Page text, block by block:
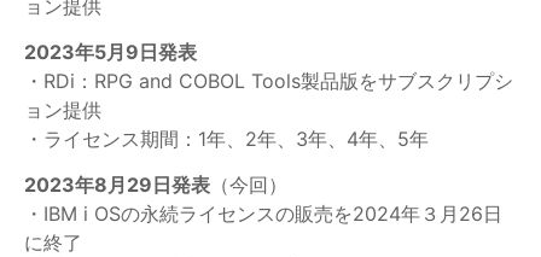
ョン提供
2023年5月9日発表
・RDi：RPG and COBOL Tools製品版をサブスクリプシ
ョン提供
・ライセンス期間：1年、2年、3年、4年、5年
2023年8月29日発表 （今回）
・IBM i OSの永続ライセンスの販売を2024年３月26日
に終了